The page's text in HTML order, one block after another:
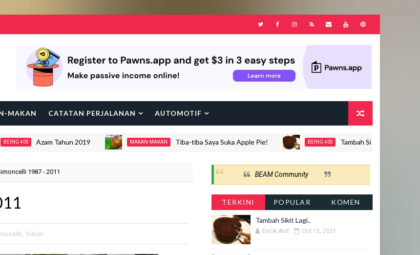
MAKAN CATATAN PERJALANAN AUTOMOTIF
40S Azam Tahun 2019 MAKAN-MAKAN Tiba-tiba Saya Suka Apple Pie! BEING 40S Tambah Sikit Lagi..
1987 - 2011
, Sukan
BEAM Community
TERKINI POPULAR KOMEN
Tambah Sikit Lagi..
Encik Anif Oct 15, 2021